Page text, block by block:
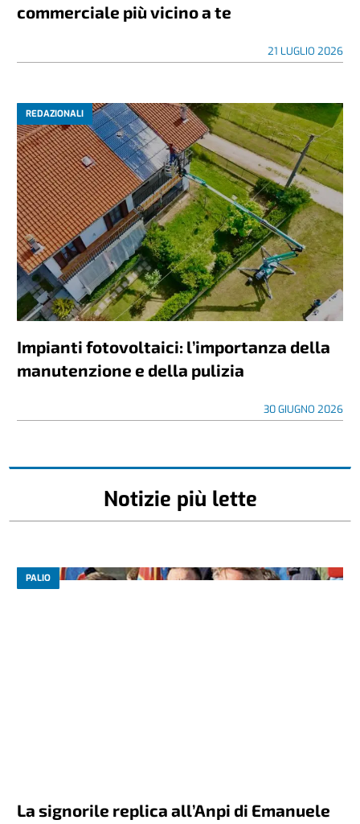
commerciale più vicino a te
21 LUGLIO 2026
REDAZIONALI
Impianti fotovoltaici: l’importanza della
manutenzione e della pulizia
30 GIUGNO 2026
Notizie più lette
PALIO
La signorile replica all’Anpi di Emanuele